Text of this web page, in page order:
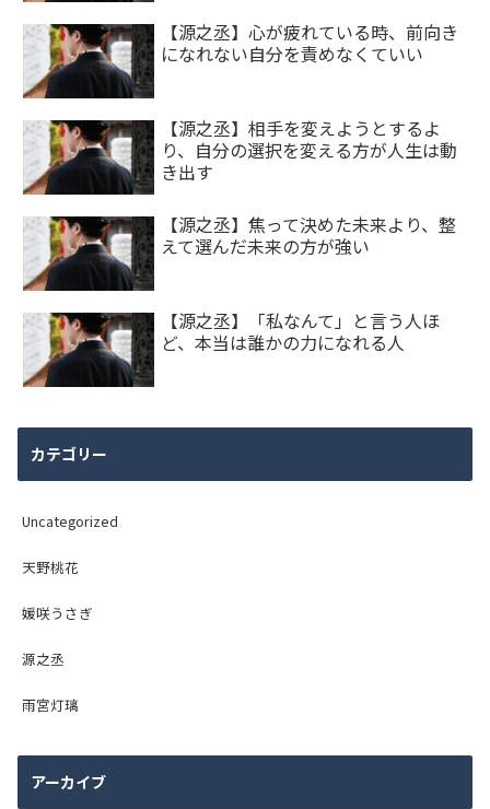
【源之丞】心が疲れている時、前向き
になれない自分を責めなくていい
【源之丞】相手を変えようとするよ
り、自分の選択を変える方が人生は動
き出す
【源之丞】焦って決めた未来より、整
えて選んだ未来の方が強い
【源之丞】「私なんて」と言う人ほ
ど、本当は誰かの力になれる人
カテゴリー
Uncategorized
天野桃花
媛咲うさぎ
源之丞
雨宮灯璃
アーカイブ